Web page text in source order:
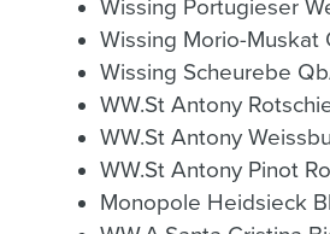
Wissing Portugieser
Wissing Morio-Muskat
Wissing Scheurebe
WW.St Antony
WW.St Antony
WW.St Antony Pinot
Monopole Heidsieck